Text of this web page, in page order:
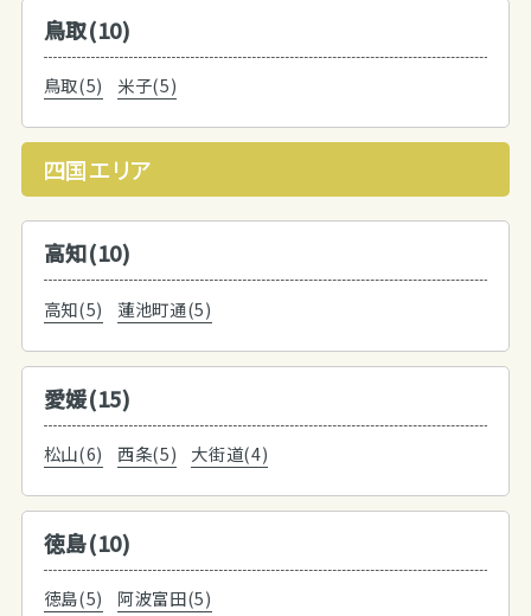
鳥取(10)
鳥取(5) 米子(5)
四国エリア
高知(10)
高知(5) 蓮池町通(5)
愛媛(15)
松山(6) 西条(5) 大街道(4)
徳島(10)
徳島(5) 阿波富田(5)